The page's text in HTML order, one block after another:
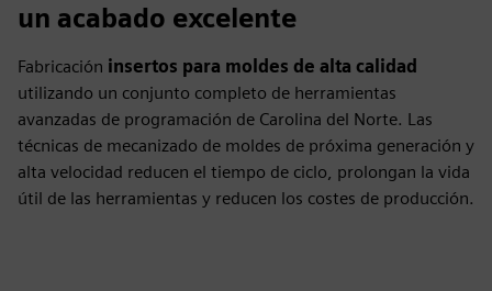
un acabado excelente
Fabricación insertos para moldes de alta calidad
utilizando un conjunto completo de herramientas
avanzadas de programación de Carolina del Norte. Las
técnicas de mecanizado de moldes de próxima generación y
alta velocidad reducen el tiempo de ciclo, prolongan la vida
útil de las herramientas y reducen los costes de producción.